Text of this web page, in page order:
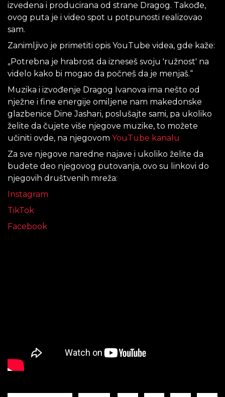
izvedena i producirana od strane Dragog. Takođe,
ovog puta je i video spot u potpunosti realizovao
sam.
Zanimljivo je primetiti opis YouTube videa, gde kaže:
„Potrebna je hrabrost da izneseš svoju 'ružnost' na
videlo kako bi mogao da počneš da je menjaš.“
Muzika i izvođenje Dragog Ivanova ima nešto od
nježne i fine energije omiljene nam makedonske
glazbenice Dine Jashari, poslušajte sami, pa ukoliko
želite da čujete više njegove muzike, to možete
učiniti ovde, na njegovom YouTube kanalu
Za sve njegove naredne najave i ukoliko želite da
budete deo njegovog putovanja, ovo su linkovi do
njegovih društvenih mreža:
Instagram
TikTok
Facebook